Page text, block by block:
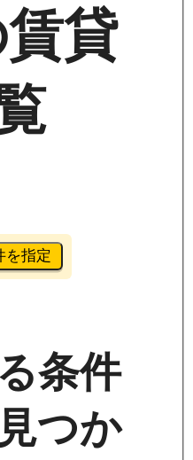
貸
を指定
条件
つか